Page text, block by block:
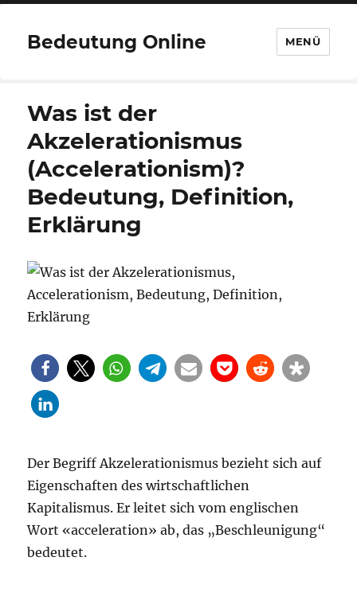
Bedeutung Online MENÜ
Was ist der
Akzelerationismus
(Accelerationism)?
Bedeutung, Definition,
Erklärung
Der Begriff Akzelerationismus bezieht sich auf
Eigenschaften des wirtschaftlichen
Kapitalismus. Er leitet sich vom englischen
Wort «acceleration» ab, das „Beschleunigung“
bedeutet.